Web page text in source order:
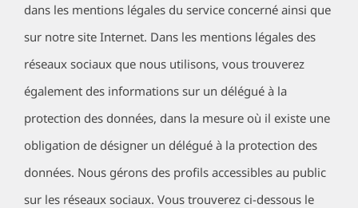
dans les mentions légales du service concerné ainsi que
sur notre site Internet. Dans les mentions légales des
réseaux sociaux que nous utilisons, vous trouverez
également des informations sur un délégué à la
protection des données, dans la mesure où il existe une
obligation de désigner un délégué à la protection des
données. Nous gérons des profils accessibles au public
sur les réseaux sociaux. Vous trouverez ci-dessous le